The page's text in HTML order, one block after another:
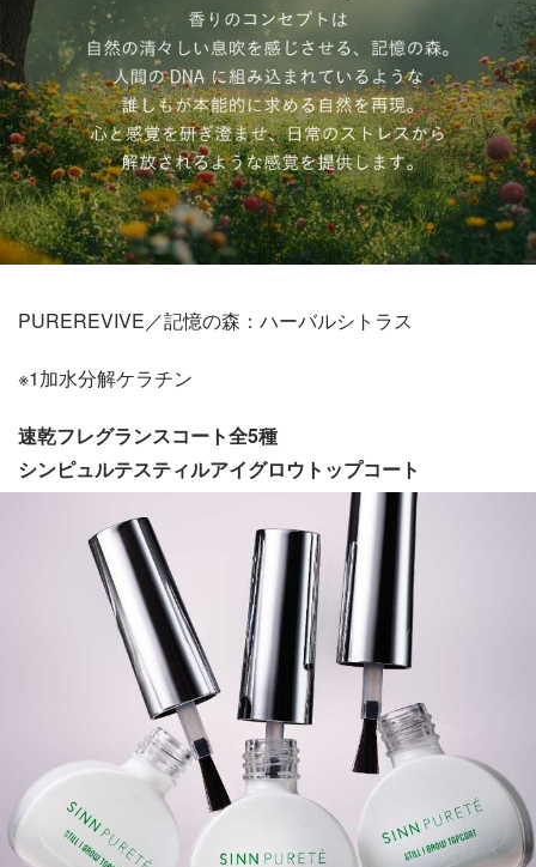
PUREREVIVE／記憶の森：ハーバルシトラス
※1加水分解ケラチン
速乾フレグランスコート全5種
シンピュルテスティルアイグロウトップコート